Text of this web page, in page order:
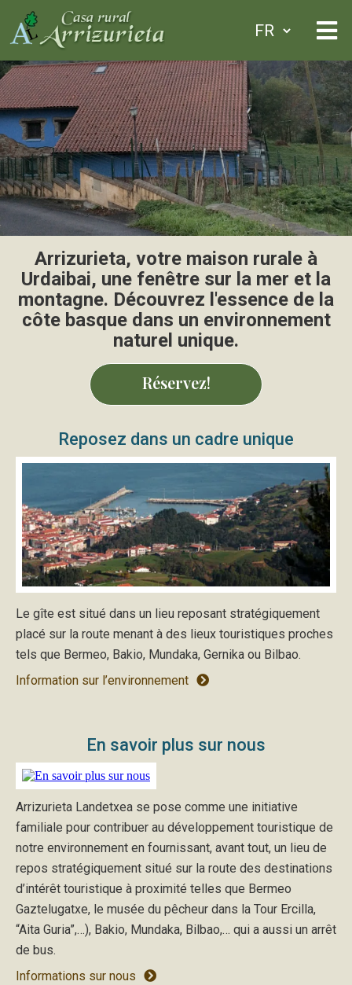
Arrizurieta, votre maison rurale à
Urdaibai, une fenêtre sur la mer et la
montagne. Découvrez l'essence de la
côte basque dans un environnement
naturel unique.
Réservez!
Reposez dans un cadre unique
Le gîte est situé dans un lieu reposant stratégiquement
placé sur la route menant à des lieux touristiques proches
tels que Bermeo, Bakio, Mundaka, Gernika ou Bilbao.
Information sur l’environnement
En savoir plus sur nous
Arrizurieta Landetxea se pose comme une initiative
familiale pour contribuer au développement touristique de
notre environnement en fournissant, avant tout, un lieu de
repos stratégiquement situé sur la route des destinations
d’intérêt touristique à proximité telles que Bermeo
Gaztelugatxe, le musée du pêcheur dans la Tour Ercilla,
“Aita Guria”,…), Bakio, Mundaka, Bilbao,… qui a aussi un arrêt
de bus.
Informations sur nous